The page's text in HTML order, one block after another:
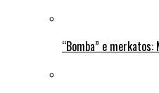
“Bomba” e